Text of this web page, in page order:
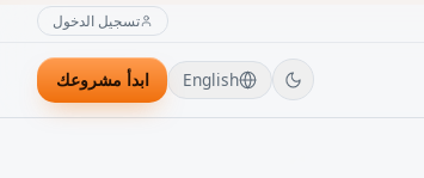
تسجيل الدخول
English ابدأ مشروعك